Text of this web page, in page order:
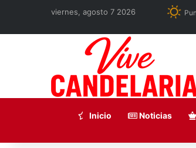
viernes, agosto 7 2026
Inicio Noticias